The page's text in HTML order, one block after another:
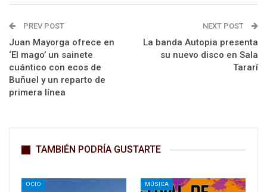
PREV POST
Juan Mayorga ofrece en
‘El mago’ un sainete
cuántico con ecos de
Buñuel y un reparto de
primera línea
NEXT POST
La banda Autopia presenta
su nuevo disco en Sala
Tararí
TAMBIÉN PODRÍA GUSTARTE
OCIO MÚSICA